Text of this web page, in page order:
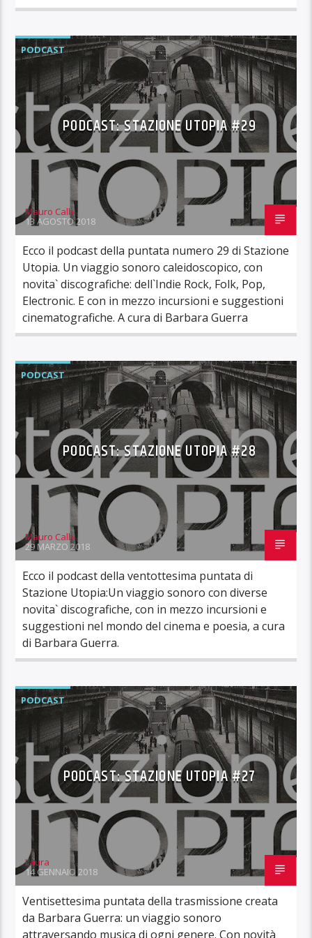
PODCAST
PODCAST: STAZIONE UTOPIA #29
Mauro Calbi
13 AGOSTO 2018
Ecco il podcast della puntata numero 29 di Stazione
Utopia. Un viaggio sonoro caleidoscopico, con
novita` discografiche: dell`Indie Rock, Folk, Pop,
Electronic. E con in mezzo incursioni e suggestioni
cinematografiche. A cura di Barbara Guerra
PODCAST
PODCAST: STAZIONE UTOPIA #28
Mauro Calbi
29 MARZO 2018
Ecco il podcast della ventottesima puntata di
Stazione Utopia:Un viaggio sonoro con diverse
novita` discografiche, con in mezzo incursioni e
suggestioni nel mondo del cinema e poesia, a cura
di Barbara Guerra.
PODCAST
PODCAST: STAZIONE UTOPIA #27
Laura
14 GENNAIO 2018
Ventisettesima puntata della trasmissione creata
da Barbara Guerra: un viaggio sonoro
attraversando musica di ogni genere. Con novità